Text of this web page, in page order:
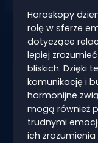
Horoskopy
rolę w sferze
dotyczące
lepiej
bliskich. Dzięki
komunikację i
harmonijne
mogą również
trudnymi
ich